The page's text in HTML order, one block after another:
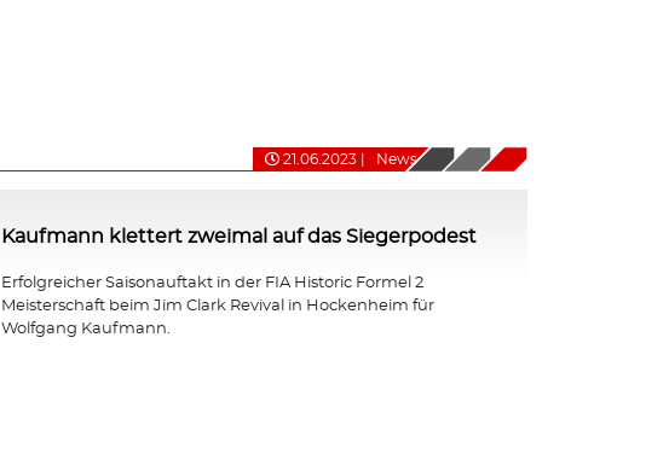
21.06.2023 News
Kaufmann klettert zweimal auf das Siegerpodest
Erfolgreicher Saisonauftakt in der FIA Historic Formel 2
Meisterschaft beim Jim Clark Revival in Hockenheim für
Wolfgang Kaufmann.